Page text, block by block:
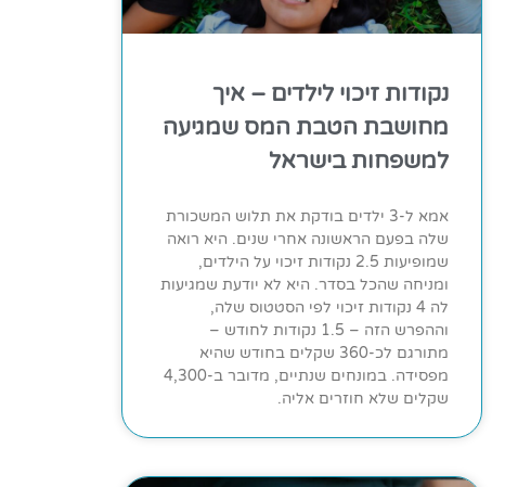
נקודות זיכוי לילדים – איך
מחושבת הטבת המס שמגיעה
למשפחות בישראל
אמא ל-3 ילדים בודקת את תלוש המשכורת
שלה בפעם הראשונה אחרי שנים. היא רואה
שמופיעות 2.5 נקודות זיכוי על הילדים,
ומניחה שהכל בסדר. היא לא יודעת שמגיעות
לה 4 נקודות זיכוי לפי הסטטוס שלה,
וההפרש הזה – 1.5 נקודות לחודש –
מתורגם לכ-360 שקלים בחודש שהיא
מפסידה. במונחים שנתיים, מדובר ב-4,300
שקלים שלא חוזרים אליה.